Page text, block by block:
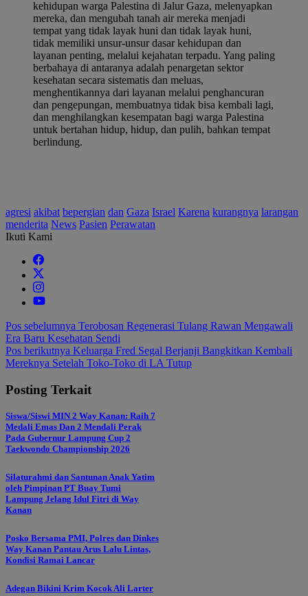
kehidupan warga Palestina di Jalur Gaza, melenyapkan
mereka, dan mengubah tanah air mereka menjadi
tempat yang tidak layak huni dan tidak layak huni,
tidak memiliki unsur-unsur dasar kehidupan dan
layanan penting, melalui kejahatan terpadu. Yang paling
berbahaya di antaranya adalah penargetan sektor
kesehatan secara sistematis dan meluas,
menghentikannya dari layanan melalui penghancuran
dan pengepungan, membuatnya tidak bisa kembali lagi,
dan menghilangkan kesempatan bagi warga Palestina
untuk bertahan hidup, hidup, dan pulih, bahkan tempat
berlindung.
agresi akibat bepergian dan Gaza Israel Karena kurangnya larangan
menderita News Pasien Perawatan
Ikuti Kami
Navigasi
pos
Pos sebelumnya Terobosan Regenerasi Tulang Rawan Mengawali
Era Baru Kesehatan Sendi
Pos berikutnya Keluarga Fred Segal Berjanji Bangkitkan Kembali
Mereknya Setelah Toko-Toko di LA Tutup
Posting Terkait
Siswa/Siswi MIN 2 Way Kanan: Raih 7
Medali Emas Dan 2 Mendali Perak
Pada Gubernur Lampung Cup 2
Taekwondo Championship 2026
Silaturahmi dan Santunan Anak Yatim
oleh Pimpinan PT Buay Tumi
Lampung Jelang Idul Fitri di Way
Kanan
Posko Bersama PMI, Polres dan Dinkes
Way Kanan Pantau Arus Lalu Lintas,
Kondisi Ramai Lancar
Adegan Bikini Krim Kocok Ali Larter